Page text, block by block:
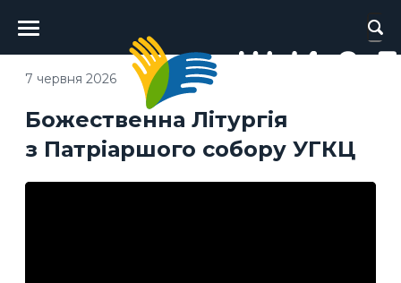
Головне
меню
Божественна Літургія
з Патріаршого собору УГКЦ
7 червня 2026